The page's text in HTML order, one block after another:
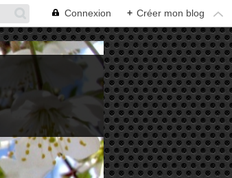
Connexion + Créer mon blog